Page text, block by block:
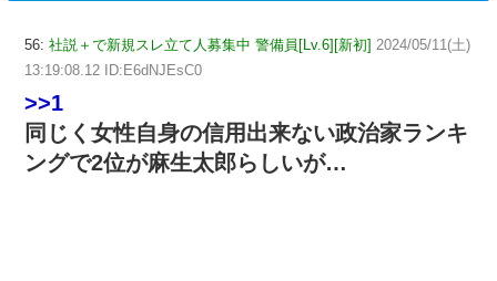
56: 社説＋で新規スレ立て人募集中 警備員[Lv.6][新初] 2024/05/11(土)
13:19:08.12 ID:E6dNJEsC0
>>1
同じく女性自身の信用出来ない政治家ランキ
ングで2位が麻生太郎らしいが…